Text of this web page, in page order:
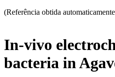
(Referência obtida
In-vivo
bacteria in